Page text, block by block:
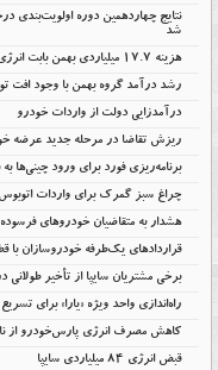
نتایج چهاردهمین دوره اولویت‌بندی
شد
هزینه ۱۷.۷ میلیاردی بهمن بابت انرژی
رشد درآمد گروه بهمن با وجود افت
درآمدزایی دولت از واردات خودرو
ریزش تقاضا در مرحله جدید عرضه
برنامه‌ریزی فورد برای ورود چینی‌ها به
چراغ سبز گمرک برای واردات
هشدار به متقاضیان خودروهای فرسوده
قراردادهای یک‌طرفه خودروسازان با
برخی مشتریان سایپا از تأخیر طولانی
راه‌اندازی واحد ویژه «یارا» برای تسریع
کاهش مصرف انرژی پارس‌خودرو از
قبض انرژی ۸۴ میلیاردی سایپا